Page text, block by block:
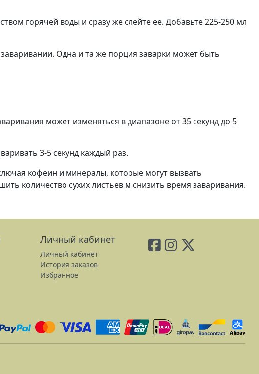
горячей воды и сразу же слейте ее. Добавьте 225-250 мл
Одна и та же порция заварки может быть
может изменяться в диапазоне от 35 секунд до 5
3-5 секунд каждый раз.
кофеин и минералы, которые могут вызвать
количество сухих листьев м снизить время заваривания.
Личный кабинет
Личный кабинет
История заказов
Избранное